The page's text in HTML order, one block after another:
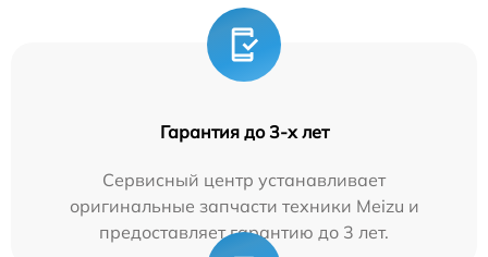
Гарантия до 3-х лет
Сервисный центр устанавливает
оригинальные запчасти техники Meizu и
предоставляет гарантию до 3 лет.